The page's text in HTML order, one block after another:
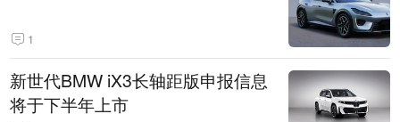
1
新世代BMW iX3长轴距版申报信息
将于下半年上市